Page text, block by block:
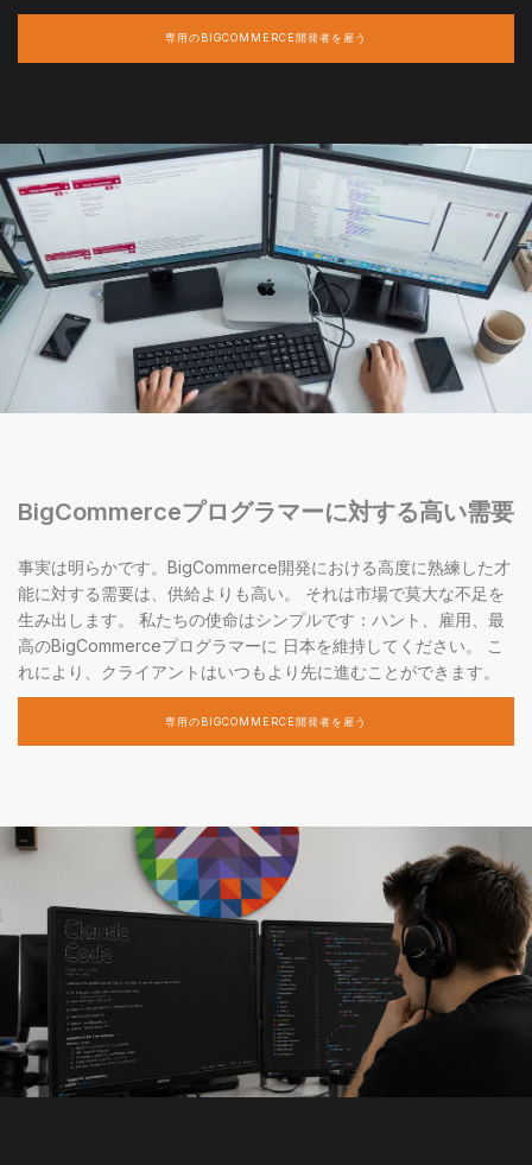
専用のBIGCOMMERCE開発者を雇う
BigCommerceプログラマーに対する高い需要
事実は明らかです。BigCommerce開発における高度に熟練した才
能に対する需要は、供給よりも高い。 それは市場で莫大な不足を
生み出します。 私たちの使命はシンプルです：ハント、雇用、最
高のBigCommerceプログラマーに 日本を維持してください。 こ
れにより、クライアントはいつもより先に進むことができます。
専用のBIGCOMMERCE開発者を雇う